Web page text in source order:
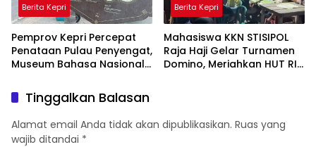
Berita Kepri
Pemprov Kepri Percepat
Penataan Pulau Penyengat,
Museum Bahasa Nasional
Berita Kepri
Mahasiswa KKN STISIPOL
Raja Haji Gelar Turnamen
Domino, Meriahkan HUT RI
Tinggalkan Balasan
Alamat email Anda tidak akan dipublikasikan. Ruas yang
wajib ditandai *